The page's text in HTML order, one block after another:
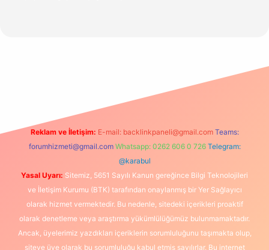
Reklam ve İletişim: E-mail: backlinkpaneli@gmail.com Teams:
forumhizmeti@gmail.com Whatsapp: 0262 606 0 726 Telegram:
@karabul
Yasal Uyarı: Sitemiz, 5651 Sayılı Kanun gereğince Bilgi Teknolojileri
ve İletişim Kurumu (BTK) tarafından onaylanmış bir Yer Sağlayıcı
olarak hizmet vermektedir. Bu nedenle, sitedeki içerikleri proaktif
olarak denetleme veya araştırma yükümlülüğümüz bulunmamaktadır.
Ancak, üyelerimiz yazdıkları içeriklerin sorumluluğunu taşımakta olup,
siteye üye olarak bu sorumluluğu kabul etmiş sayılırlar. Bu internet